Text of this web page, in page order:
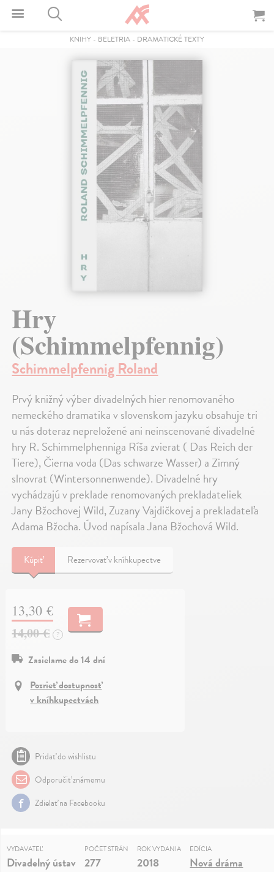
KNIHY - BELETRIA - DRAMATICKÉ TEXTY
Hry
(Schimmelpfennig)
Schimmelpfennig Roland
Prvý knižný výber divadelných hier renomovaného
nemeckého dramatika v slovenskom jazyku obsahuje tri
u nás doteraz nepreložené ani neinscenované divadelné
hry R. Schimmelphenniga Ríša zvierat ( Das Reich der
Tiere), Čierna voda (Das schwarze Wasser) a Zimný
slnovrat (Wintersonnenwende). Divadelné hry
vychádzajú v preklade renomovaných prekladateliek
Jany Bžochovej Wild, Zuzany Vajdičkovej a prekladateľa
Adama Bžocha. Úvod napísala Jana Bžochová Wild.
Kúpiť Rezervovať v kníhkupectve
13,30 €
14,00 € ?
Zasielame do 14 dní
Pozrieť dostupnosť
v kníhkupectvách
Pridať do wishlistu
Odporučiť známemu
Zdielať na Facebooku
VYDAVATEĽ
Divadelný ústav
POČET STRÁN
277
ROK VYDANIA
2018
EDÍCIA
Nová dráma